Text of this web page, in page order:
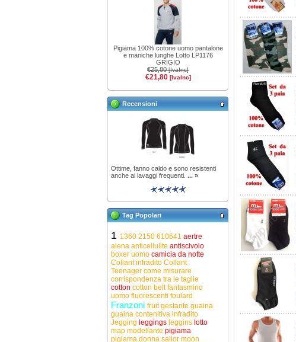
Pigiama 100% cotone uomo pantalone
e maniche lunghe Lotto LP1176
GRIGIO
€25,80[IvaInc]
€21,80 [IvaInc]
Recensioni
Ottime, fanno caldo e sono resistenti
anche ai lavaggi frequenti. ... »
Tag Popolari
1 1360 2150 610641 aertre
alena anticellulite antiscivolo
boxer uomo camicia da notte
Collant infradito Collant
Teenager come misurare
corrispondenza tra le taglie
cotton cotton beltfantasmino
uomo fluorescenti foulard
Franzoni fruitgestante guaina
guaina contenitiva infradito
Jegging leggings leggins lotto
map modellante pigiama
pigiama donna sailor moon